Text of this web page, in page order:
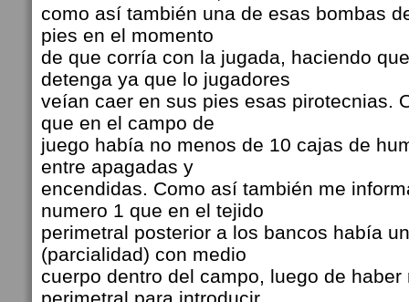
como así también una de esas bombas
pies en el momento
de que corría con la jugada, haciendo
detenga ya que lo jugadores
veían caer en sus pies esas pirotecnias.
que en el campo de
juego había no menos de 10 cajas de
entre apagadas y
encendidas. Como así también me
numero 1 que en el tejido
perimetral posterior a los bancos había
(parcialidad) con medio
cuerpo dentro del campo, luego de haber